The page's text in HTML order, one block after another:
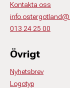
Kontakta oss
013 24 25 00
Övrigt
Nyhetsbrev
Logotyp